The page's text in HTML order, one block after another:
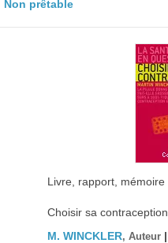
Non prêtable
Livre, rapport, mémoire
Choisir sa contraception
M. WINCKLER, Auteur |